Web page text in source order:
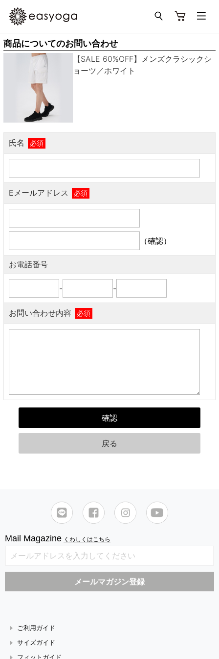
商品についてのお問い合わせ
【SALE 60%OFF】メンズクラシックシ
ョーツ／ホワイト
氏名 必須
Eメールアドレス 必須
（確認）
お電話番号
- -
お問い合わせ内容 必須
Mail Magazine くわしくはこちら
ご利用ガイド
サイズガイド
フィットガイド